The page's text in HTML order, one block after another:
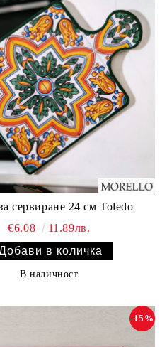
сервиране 24 см Toledo
€6.08
11.89лв.
В наличност
-15%